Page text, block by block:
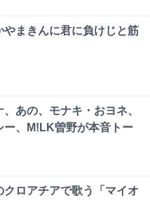
まきんに君に負けじと筋
あの、モナキ・おヨネ、
、M!LK曽野が本音トー
ロアチアで歌う「マイオ